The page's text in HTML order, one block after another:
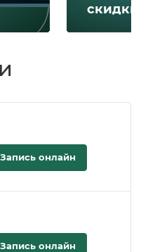
скидки
Запись онлайн
Запись онлайн